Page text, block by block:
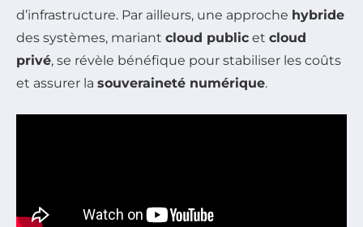
d’infrastructure. Par ailleurs, une approche hybride
des systèmes, mariant cloud public et cloud
privé, se révèle bénéfique pour stabiliser les coûts
et assurer la souveraineté numérique.